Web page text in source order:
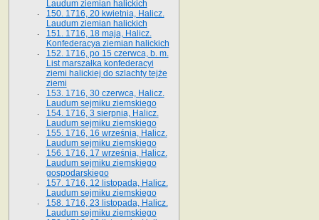
Laudum ziemian halickich
150. 1716, 20 kwietnia, Halicz.
Laudum ziemian halickich
151. 1716, 18 maja, Halicz.
Konfederacya ziemian halickich
152. 1716, po 15 czerwca, b. m.
List marszałka konfederacyi
ziemi halickiej do szlachty tejże
ziemi
153. 1716, 30 czerwca, Halicz.
Laudum sejmiku ziemskiego
154. 1716, 3 sierpnia, Halicz.
Laudum sejmiku ziemskiego
155. 1716, 16 września, Halicz.
Laudum sejmiku ziemskiego
156. 1716, 17 września, Halicz.
Laudum sejmiku ziemskiego
gospodarskiego
157. 1716, 12 listopada, Halicz.
Laudum sejmiku ziemskiego
158. 1716, 23 listopada, Halicz.
Laudum sejmiku ziemskiego